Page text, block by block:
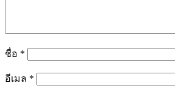
ชื่อ *
อีเมล *